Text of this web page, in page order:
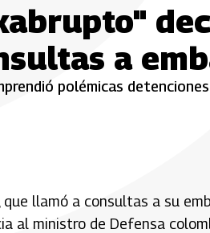
a
polémicas
llamó a consultas a su
ministro de Defensa